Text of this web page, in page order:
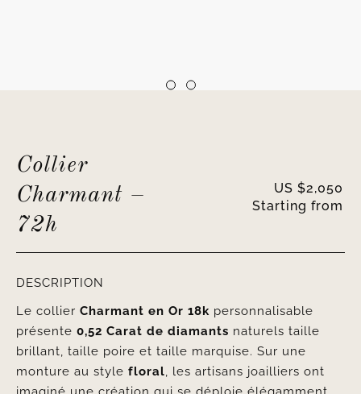
Collier
Charmant –
72h
Starting from
US $2,050
DESCRIPTION
Le collier Charmant en Or 18kpersonnalisable
présente 0,52 Carat de diamants naturels taille
brillant, taille poire et taille marquise. Sur une
monture au style floral, les artisans joailliers ont